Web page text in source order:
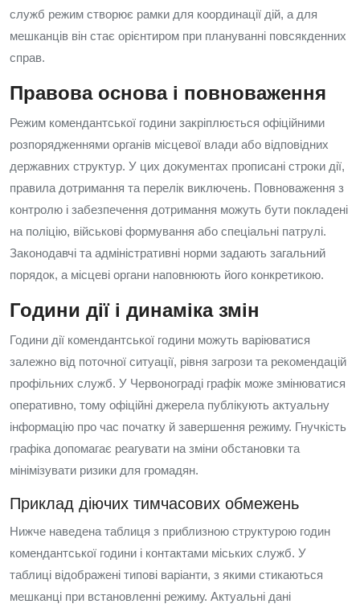
служб режим створює рамки для координації дій, а для
мешканців він стає орієнтиром при плануванні повсякденних
справ.
Правова основа і повноваження
Режим комендантської години закріплюється офіційними
розпорядженнями органів місцевої влади або відповідних
державних структур. У цих документах прописані строки дії,
правила дотримання та перелік виключень. Повноваження з
контролю і забезпечення дотримання можуть бути покладені
на поліцію, військові формування або спеціальні патрулі.
Законодавчі та адміністративні норми задають загальний
порядок, а місцеві органи наповнюють його конкретикою.
Години дії і динаміка змін
Години дії комендантської години можуть варіюватися
залежно від поточної ситуації, рівня загрози та рекомендацій
профільних служб. У Червонограді графік може змінюватися
оперативно, тому офіційні джерела публікують актуальну
інформацію про час початку й завершення режиму. Гнучкість
графіка допомагає реагувати на зміни обстановки та
мінімізувати ризики для громадян.
Приклад діючих тимчасових обмежень
Нижче наведена таблиця з приблизною структурою годин
комендантської години і контактами міських служб. У
таблиці відображені типові варіанти, з якими стикаються
мешканці при встановленні режиму. Актуальні дані